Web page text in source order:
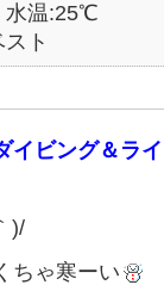
水温:25℃
ト
イビング＆ラ
)/
ちゃ寒ーい